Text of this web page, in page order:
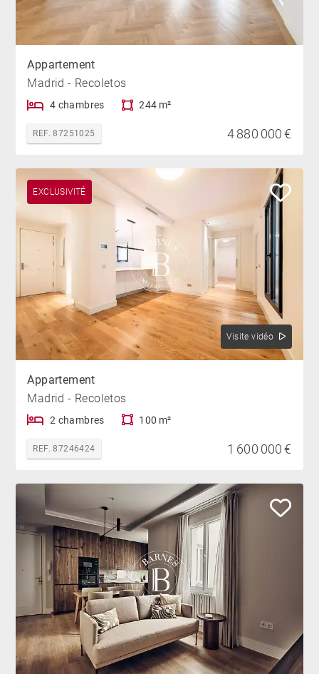
Appartement
Madrid - Recoletos
4 chambres 244 m²
REF. 87251025 4 880 000 €
EXCLUSIVITÉ
Visite vidéo
Appartement
Madrid - Recoletos
2 chambres 100 m²
REF. 87246424 1 600 000 €